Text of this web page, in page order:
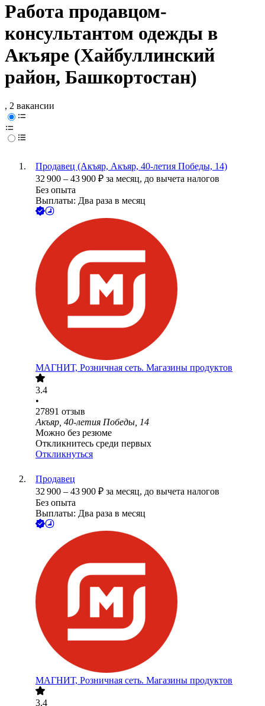
Работа продавцом-
консультантом одежды в
Акъяре (Хайбуллинский
район, Башкортостан)
, 2 вакансии
Продавец (Акъяр, Акъяр, 40-летия Победы, 14)
32 900 – 43 900 ₽ за месяц, до вычета налогов
Без опыта
Выплаты: Два раза в месяц
МАГНИТ, Розничная сеть. Магазины продуктов
3.4
•
27891 отзыв
Акъяр, 40-летия Победы, 14
Можно без резюме
Откликнитесь среди первых
Откликнуться
Продавец
32 900 – 43 900 ₽ за месяц, до вычета налогов
Без опыта
Выплаты: Два раза в месяц
МАГНИТ, Розничная сеть. Магазины продуктов
3.4